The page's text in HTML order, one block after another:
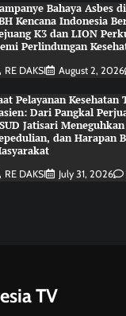
Bahaya Asbes
Kencana Indonesia
K3 dan LION
Perlindungan
RE DAKSI August 2, 2026
Pelayanan Kesehatan
Dari Pangkal
Jatisari
dan Harapan
RE DAKSI July 31, 2026
TV